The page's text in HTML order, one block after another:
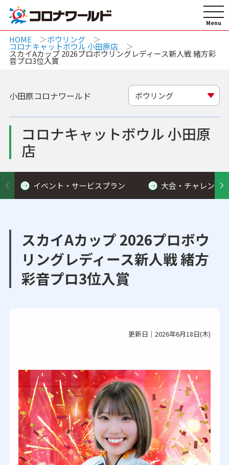
HOME ボウリング
コロナキャットボウル 小田原店
スカイAカップ 2026プロボウリングレディース新人戦 緒方彩
音プロ3位入賞
コロナキャットボウル 小田原
店
小田原コロナワールド ボウリング
イベント・サービスプラン 大会・チャレンジ
スカイAカップ 2026プロボウ
リングレディース新人戦 緒方
彩音プロ3位入賞
更新日｜2026年6月18日(木)